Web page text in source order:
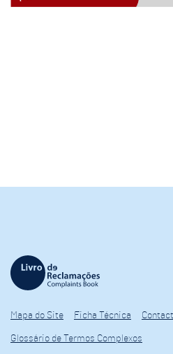
Mapa do Site Ficha Técnica
Glossário de Termos Complexos